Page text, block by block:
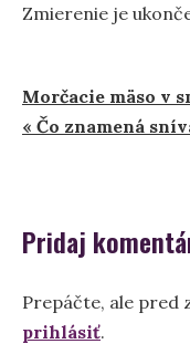
Zmierenie je
Navigácia
v
Morčacie mäso v
« Čo znamená
Pridaj
Prepáčte, ale pred
prihlásiť.